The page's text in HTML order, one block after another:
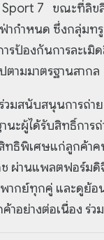
Sport 7 ขณะที่ลิข
กำหนด ซึ่งกลุ่มทรู
ารป้องกันการละเ
ามมาตรฐานสากล
วมสนับสนุนการถ่
นะผู้ได้รับสิทธิ์กา
ทธิพิเศษแก่ลูกค้า
ผ่านแพลตฟอร์ม
ากย์ทุกคู่ และดูย้อ
อย่างต่อเนื่อง ร่ว